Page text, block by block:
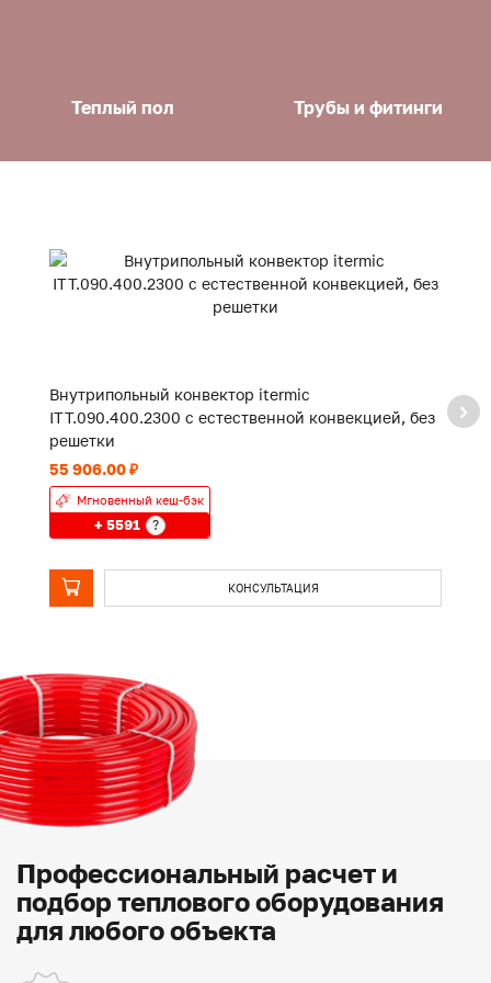
Теплый пол Трубы и фитинги
Внутрипольный конвектор itermic
ITT.090.400.2300 с естественной конвекцией, без
решетки
55 906.00 ₽
Мгновенный кеш-бэк
+ 5591 ?
КОНСУЛЬТАЦИЯ
с
Профессиональный расчет и
подбор теплового оборудования
для любого объекта